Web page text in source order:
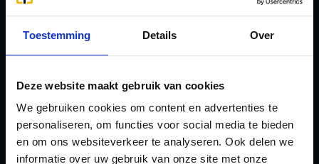
Toestemming Details Over
Deze website maakt gebruik van cookies
We gebruiken cookies om content en advertenties te
personaliseren, om functies voor social media te bieden
en om ons websiteverkeer te analyseren. Ook delen we
informatie over uw gebruik van onze site met onze
Checklist IB 2024 (Word)
Checklist IB 2025 (PDF)
Contact
eHerkenning voor uw
Stamrecht BV
O
Onzakelijke lening
Stamrecht BV